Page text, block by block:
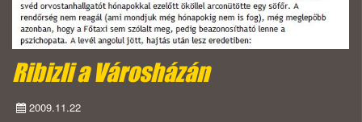
Ribizli a Városházán
2009.11.22